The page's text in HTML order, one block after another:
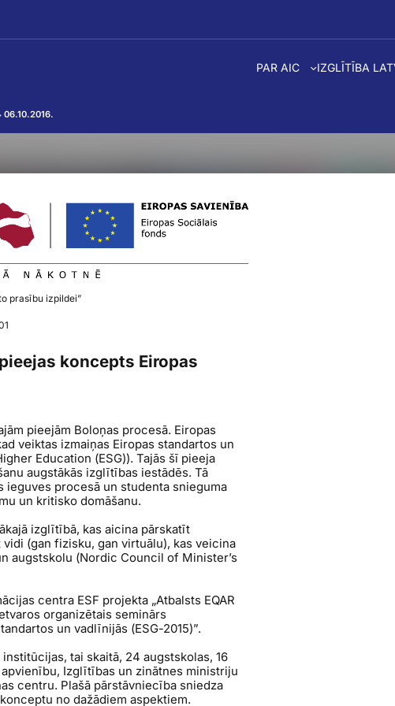
PAR AIC IZGLĪTĪBA
06.10.2016.
prasību izpildei”
koncepts Eiropas
pieejām Boloņas procesā. Eiropas
veiktas izmaiņas Eiropas standartos un
Education (ESG)). Tajās šī pieeja
augstākās izglītības iestādēs. Tā
procesā un studenta snieguma
un kritisko domāšanu.
izglītībā, kas aicina pārskatīt
(gan fizisku, gan virtuālu), kas veicina
augstskolu (Nordic Council of Minister’s
centra ESF projekta „Atbalsts EQAR
organizētais seminārs
un vadlīnijās (ESG-2015)”.
tai skaitā, 24 augstskolas, 16
Izglītības un zinātnes ministriju
centru. Plašā pārstāvniecība sniedza
no dažādiem aspektiem.